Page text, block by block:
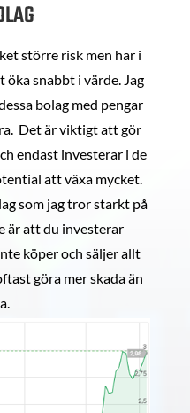
större risk men har i
snabbt i värde. Jag
bolag med pengar
Det är viktigt att gör
endast investerar i de
att växa mycket.
som jag tror starkt på
är att du investerar
köper och säljer allt
göra mer skada än